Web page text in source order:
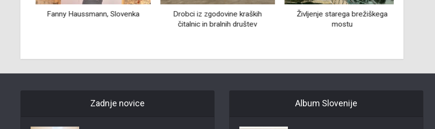
Fanny Haussmann, Slovenka
Drobci iz zgodovine kraških
čitalnic in bralnih društev
Življenje starega brežiškega
mostu
Zadnje novice Album Slovenije